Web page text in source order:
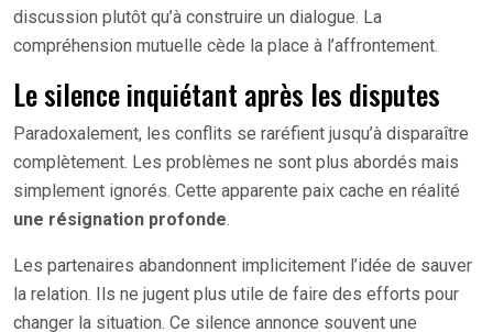
discussion plutôt qu’à construire un dialogue. La
compréhension mutuelle cède la place à l’affrontement.
Le silence inquiétant après les disputes
Paradoxalement, les conflits se raréfient jusqu’à disparaître
complètement. Les problèmes ne sont plus abordés mais
simplement ignorés. Cette apparente paix cache en réalité
une résignation profonde.
Les partenaires abandonnent implicitement l’idée de sauver
la relation. Ils ne jugent plus utile de faire des efforts pour
changer la situation. Ce silence annonce souvent une